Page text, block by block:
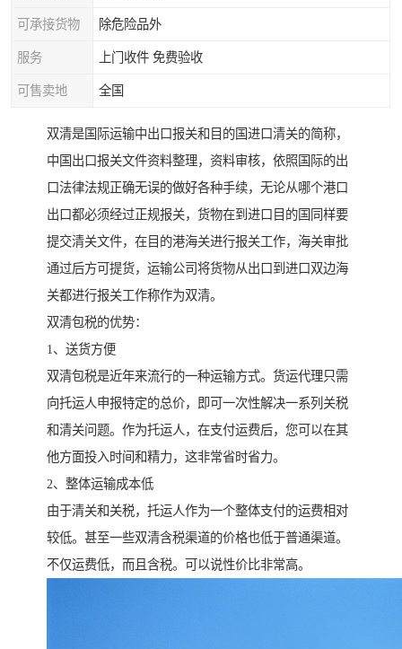
可承接货物 除危险品外
服务 上门收件 免费验收
可售卖地 全国
双清是国际运输中出口报关和目的国进口清关的简称，
中国出口报关文件资料整理，资料审核，依照国际的出
口法律法规正确无误的做好各种手续，无论从哪个港口
出口都必须经过正规报关，货物在到进口目的国同样要
提交清关文件，在目的港海关进行报关工作，海关审批
通过后方可提货，运输公司将货物从出口到进口双边海
关都进行报关工作称作为双清。
双清包税的优势：
1、送货方便
双清包税是近年来流行的一种运输方式。货运代理只需
向托运人申报特定的总价，即可一次性解决一系列关税
和清关问题。作为托运人，在支付运费后，您可以在其
他方面投入时间和精力，这非常省时省力。
2、整体运输成本低
由于清关和关税，托运人作为一个整体支付的运费相对
较低。甚至一些双清含税渠道的价格也低于普通渠道。
不仅运费低，而且含税。可以说性价比非常高。